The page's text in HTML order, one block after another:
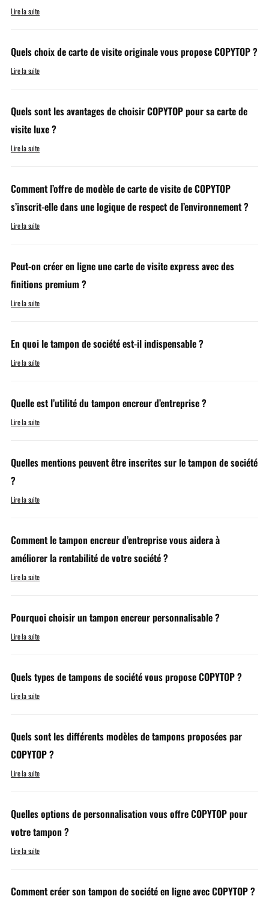
Lire la suite
Quels choix de carte de visite originale vous propose COPYTOP ?
Lire la suite
Quels sont les avantages de choisir COPYTOP pour sa carte de
visite luxe ?
Lire la suite
Comment l’offre de modèle de carte de visite de COPYTOP
s’inscrit-elle dans une logique de respect de l’environnement ?
Lire la suite
Peut-on créer en ligne une carte de visite express avec des
finitions premium ?
Lire la suite
En quoi le tampon de société est-il indispensable ?
Lire la suite
Quelle est l’utilité du tampon encreur d’entreprise ?
Lire la suite
Quelles mentions peuvent être inscrites sur le tampon de société
?
Lire la suite
Comment le tampon encreur d’entreprise vous aidera à
améliorer la rentabilité de votre société ?
Lire la suite
Pourquoi choisir un tampon encreur personnalisable ?
Lire la suite
Quels types de tampons de société vous propose COPYTOP ?
Lire la suite
Quels sont les différents modèles de tampons proposées par
COPYTOP ?
Lire la suite
Quelles options de personnalisation vous offre COPYTOP pour
votre tampon ?
Lire la suite
Comment créer son tampon de société en ligne avec COPYTOP ?